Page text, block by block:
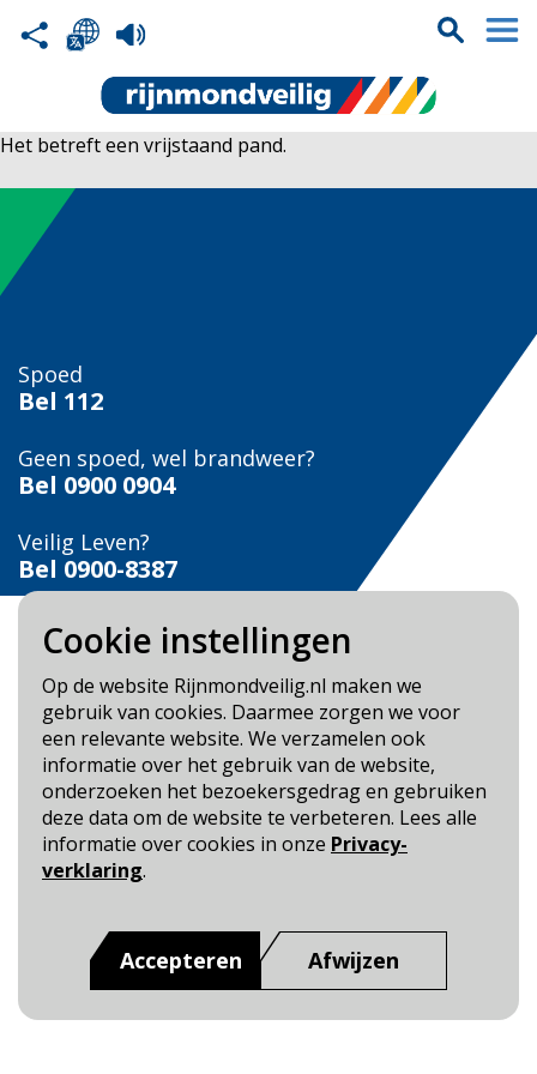
Cookie instellingen
Op de website Rijnmondveilig.nl maken we
gebruik van cookies. Daarmee zorgen we voor
een relevante website. We verzamelen ook
informatie over het gebruik van de website,
onderzoeken het bezoekersgedrag en gebruiken
deze data om de website te verbeteren. Lees alle
informatie over cookies in onze Privacy-
verklaring.
Accepteren Afwijzen
Het betreft een vrijstaand pand.
Spoed
Bel 112
Geen spoed, wel brandweer?
Bel 0900 0904
Veilig Leven?
Bel 0900-8387
Blijf op de hoogte
Cookie- en Privacybeleid
Toegankelijkheid
Dit is een website van